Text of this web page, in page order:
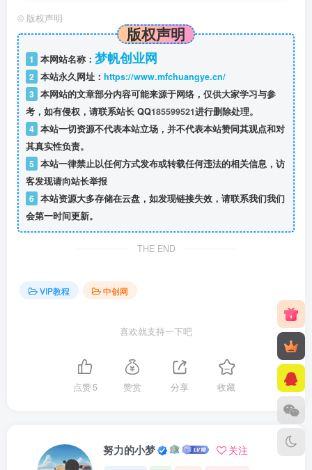
© 版权声明
版权声明
1 本网站名称： 梦帆创业网
2 本站永久网址： https://www.mfchuangye.cn/
3 本网站的文章部分内容可能来源于网络，仅供大家学习与参
考，如有侵权，请联系站长 QQ185599521进行删除处理。
4 本站一切资源不代表本站立场，并不代表本站赞同其观点和对
其真实性负责。
5 本站一律禁止以任何方式发布或转载任何违法的相关信息，访
客发现请向站长举报
6 本站资源大多存储在云盘，如发现链接失效，请联系我们我们
会第一时间更新。
THE END
VIP教程 中创网
喜欢就支持一下吧
点赞5 赞赏 分享 收藏
努力的小梦 关注